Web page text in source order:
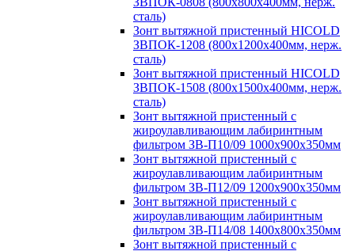
сталь)
Зонт вытяжной пристенный HICOLD
ЗВПОК-1208 (800х1200х400мм, нерж.
сталь)
Зонт вытяжной пристенный HICOLD
ЗВПОК-1508 (800х1500х400мм, нерж.
сталь)
Зонт вытяжной пристенный с
жироулавливающим лабиринтным
фильтром ЗВ-П10/09 1000х900х350мм
Зонт вытяжной пристенный с
жироулавливающим лабиринтным
фильтром ЗВ-П12/09 1200х900х350мм
Зонт вытяжной пристенный с
жироулавливающим лабиринтным
фильтром ЗВ-П14/08 1400х800х350мм
Зонт вытяжной пристенный с